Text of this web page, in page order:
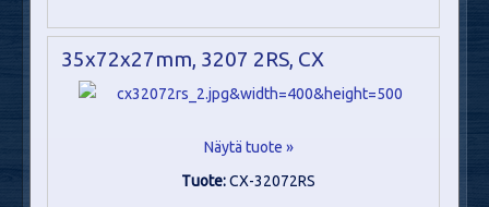
35x72x27mm, 3207 2RS, CX
Näytä tuote »
Tuote:CX-32072RS